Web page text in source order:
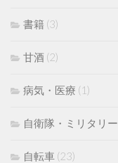
書籍 (3)
甘酒 (2)
病気・医療 (1)
自衛隊・ミリタリー
自転車 (23)